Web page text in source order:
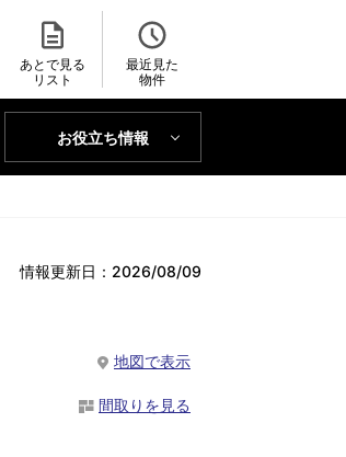
あとで見る
リスト
最近見た
物件
お役立ち情報
MAJOR'S BLOG
情報更新日：2026/08/09
地図で表示
間取りを見る